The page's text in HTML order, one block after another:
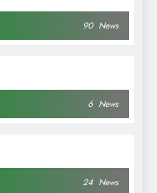
90 News
6 News
24 News